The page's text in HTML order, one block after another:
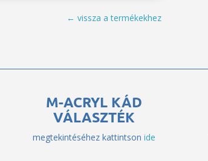
← vissza a termékekhez
M-ACRYL KÁD
VÁLASZTÉK
megtekintéséhez kattintson ide